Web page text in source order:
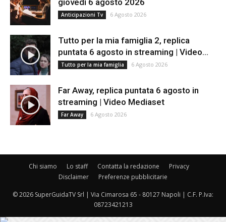
Anticipazioni Tv 6 Agosto 2026
Tutto per la mia famiglia 2, replica
puntata 6 agosto in streaming | Video...
Tutto per la mia famiglia 6 Agosto 2026
Far Away, replica puntata 6 agosto in
streaming | Video Mediaset
Far Away 6 Agosto 2026
Chi siamo Lo staff Contatta la redazione
Privacy
Disclaimer
Preferenze pubblicitarie
© 2026 SuperGuidaTV Srl | Via Cimarosa 65 - 80127 Napoli | C.F. P.Iva:
08723421213